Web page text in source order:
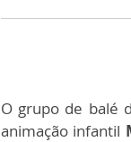
O grupo de balé
animação infantil